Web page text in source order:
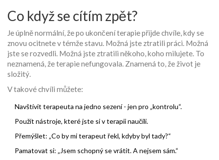
Co když se cítím zpět?
Je úplně normální, že po ukončení terapie přijde chvíle, kdy se
znovu ocitnete v témže stavu. Možná jste ztratili práci. Možná
jste se rozvedli. Možná jste ztratili někoho, koho milujete. To
neznamená, že terapie nefungovala. Znamená to, že život je
složitý.
V takové chvíli můžete:
Navštívit terapeuta na jedno sezení - jen pro „kontrolu“.
Použít nástroje, které jste si v terapii naučili.
Přemýšlet: „Co by mi terapeut řekl, kdyby byl tady?“
Pamatovat si: „Jsem schopný se vrátit. A nejsem sám.“